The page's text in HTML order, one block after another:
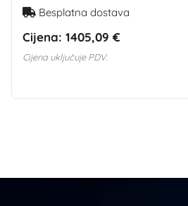
Besplatna dostava
Cijena: 1405,09 €
Cijena uključuje PDV.